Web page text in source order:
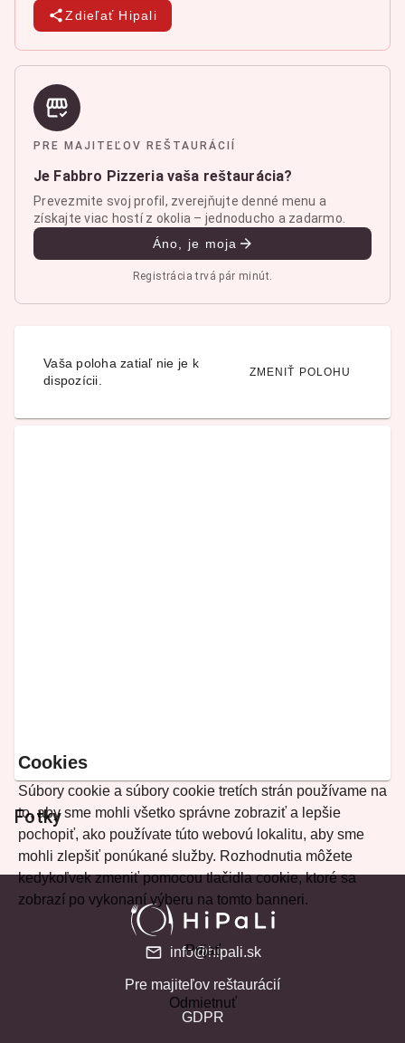
Zdieľať Hipali
PRE MAJITEĽOV REŠTAURÁCIÍ
Je Fabbro Pizzeria vaša reštaurácia?
Prevezmite svoj profil, zverejňujte denné menu a
získajte viac hostí z okolia – jednoducho a zadarmo.
Áno, je moja
Registrácia trvá pár minút.
Vaša poloha zatiaľ nie je k
dispozícii.
ZMENIŤ POLOHU
Fotky
Cookies
Súbory cookie a súbory cookie tretích strán používame na
to, aby sme mohli všetko správne zobraziť a lepšie
pochopiť, ako používate túto webovú lokalitu, aby sme
mohli zlepšiť ponúkané služby. Rozhodnutia môžete
kedykoľvek zmeniť pomocou tlačidla cookie, ktoré sa
zobrazí po vykonaní výberu na tomto banneri.
Prijať
Odmietnuť
info@hipali.sk
Pre majiteľov reštaurácií
GDPR